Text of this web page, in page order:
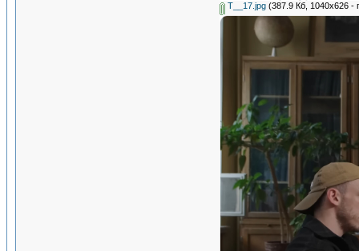
Т__17.jpg (387.9 Кб, 1040x626 -